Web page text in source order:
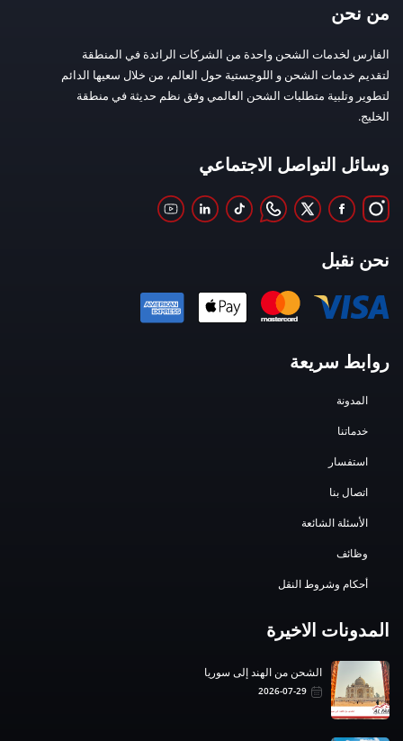
من نحن
الفارس لخدمات الشحن واحدة من الشركات الرائدة في المنطقة
لتقديم خدمات الشحن و اللوجستية حول العالم، من خلال سعيها الدائم
لتطوير وتلبية متطلبات الشحن العالمي وفق نظم حديثة في منطقة
الخليج.
وسائل التواصل الاجتماعي
نحن نقبل
روابط سريعة
المدونة
خدماتنا
استفسار
اتصال بنا
الأسئلة الشائعة
وظائف
أحكام وشروط النقل
المدونات الاخيرة
الشحن من الهند إلى سوريا
2026-07-29